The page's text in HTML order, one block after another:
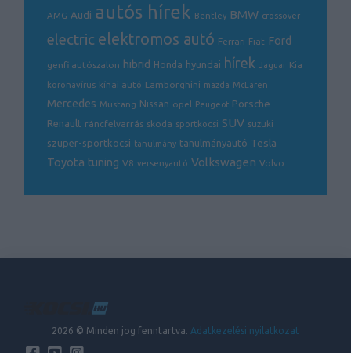
AMG Audi autós hírek Bentley BMW crossover
electric elektromos autó Ferrari Fiat Ford
genfi autószalon hibrid Honda hyundai hírek Jaguar Kia
koronavírus kínai autó Lamborghini mazda McLaren
Mercedes Mustang Nissan opel Peugeot Porsche
Renault ráncfelvarrás skoda sportkocsi SUV suzuki
szuper-sportkocsi tanulmány tanulmányautó Tesla
Toyota tuning V8 versenyautó Volkswagen Volvo
2026 © Minden jog fenntartva. Adatkezelési nyilatkozat